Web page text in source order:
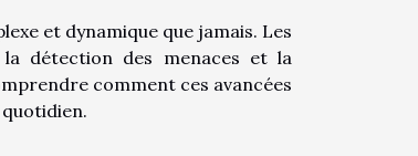
et dynamique que jamais. Les
détection des menaces et la
comment ces avancées